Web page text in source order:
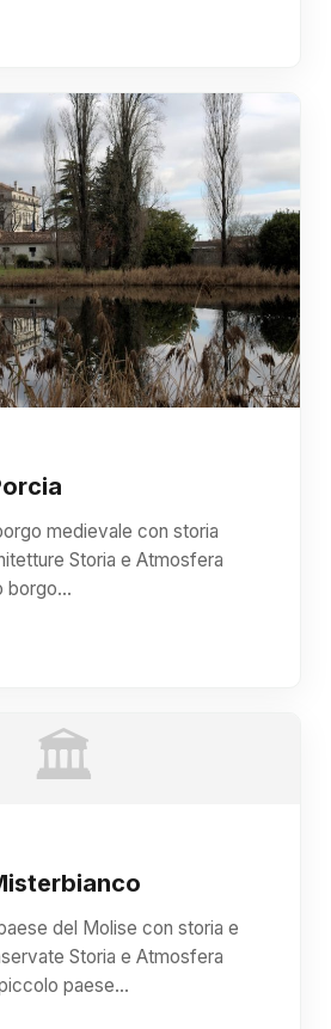
medievale con storia
Storia e Atmosfera
borgo…
🏛️
del Molise con storia e
Storia e Atmosfera
paese…